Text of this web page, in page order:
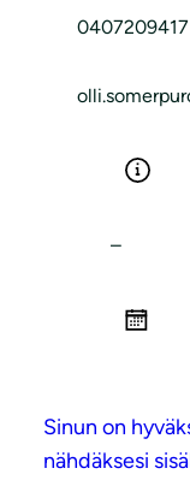
0407209417
–
Sinun on
nähdäksesi